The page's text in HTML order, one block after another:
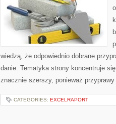
wiedzą, że odpowiednio dobrane
danie. Tematyka strony koncentruje
znacznie szerszy, ponieważ
CATEGORIES: EXCELRAPORT